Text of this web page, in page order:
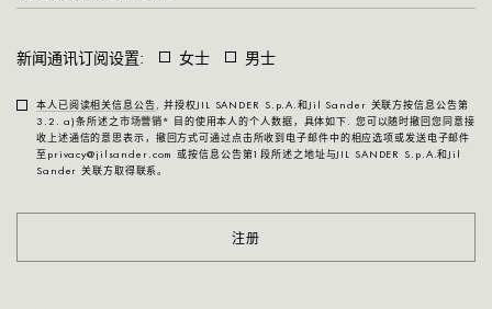
新闻通讯订阅设置: 女士 男士
本人已阅读相关信息公告 , 并授权JIL SANDER S.p.A.和Jil Sander 关联方按信息公告第
3.2. a)条所述之 市场营销*
目的使用本人的个人数据，具体如下. 您可以随时撤回您同意接
收上述通信的意思表示，撤回方式可通过点击所收到电子邮件中的相应选项或发送电子邮件
至privacy@jilsander.com 或按信息公告第1段所述之地址与JIL SANDER S.p.A.和Jil
Sander 关联方取得联系。
注册